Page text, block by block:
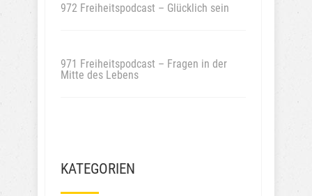
972 Freiheitspodcast – Glücklich sein
971 Freiheitspodcast – Fragen in der
Mitte des Lebens
KATEGORIEN